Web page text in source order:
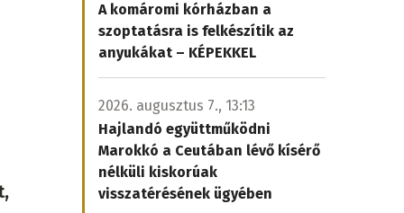
A komáromi kórházban a
szoptatásra is felkészítik az
anyukákat – KÉPEKKEL
2026. augusztus 7., 13:13
Hajlandó együttműködni
Marokkó a Ceutában lévő kísérő
nélküli kiskorúak
visszatérésének ügyében